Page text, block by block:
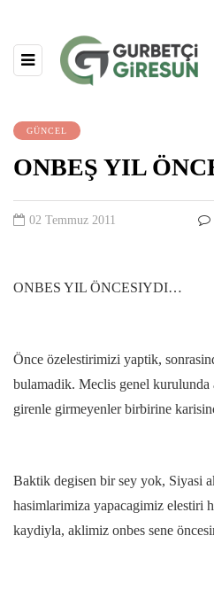
GÜNCEL
ONBEŞ YIL
02 Temmuz 2011
ONBES YIL ÖNCESIYDI…
Önce özelestirimizi yaptik,
bulamadik. Meclis genel kurulunda
girenle girmeyenler birbirine
Baktik degisen bir sey yok, Siyasi
hasimlarimiza yapacagimiz elestiri
kaydiyla, aklimiz onbes sene